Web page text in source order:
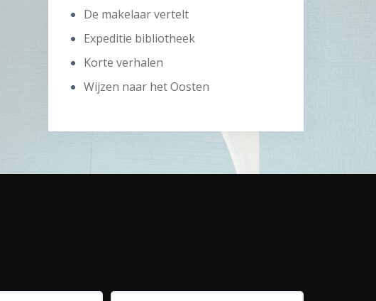
De makelaar vertelt
Expeditie bibliotheek
Korte verhalen
Wijzen naar het Oosten